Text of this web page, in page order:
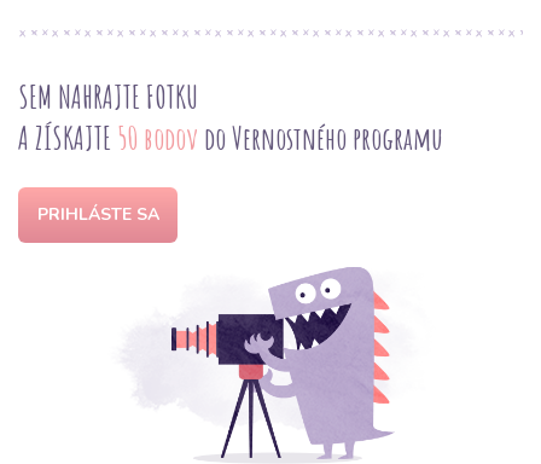
SEM NAHRAJTE FOTKU
A ZÍSKAJTE 50 bodov do Vernostného programu
PRIHLÁSTE SA